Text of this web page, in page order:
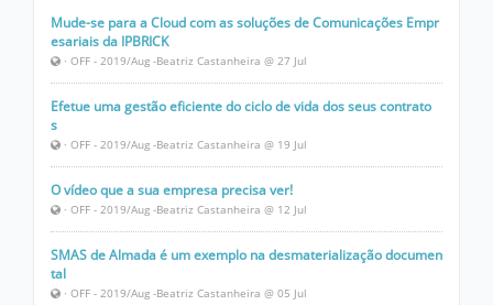
Mude-se para a Cloud com as soluções de Comunicações Empr
esariais da IPBRICK
· OFF - 2019/Aug -Beatriz Castanheira @ 27 Jul
Efetue uma gestão eficiente do ciclo de vida dos seus contrato
s
· OFF - 2019/Aug -Beatriz Castanheira @ 19 Jul
O vídeo que a sua empresa precisa ver!
· OFF - 2019/Aug -Beatriz Castanheira @ 12 Jul
SMAS de Almada é um exemplo na desmaterialização documen
tal
· OFF - 2019/Aug -Beatriz Castanheira @ 05 Jul